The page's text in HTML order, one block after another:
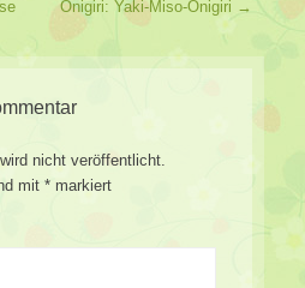
Onigiri: Yaki-Miso-Onigiri →
nicht veröffentlicht.
mit * markiert